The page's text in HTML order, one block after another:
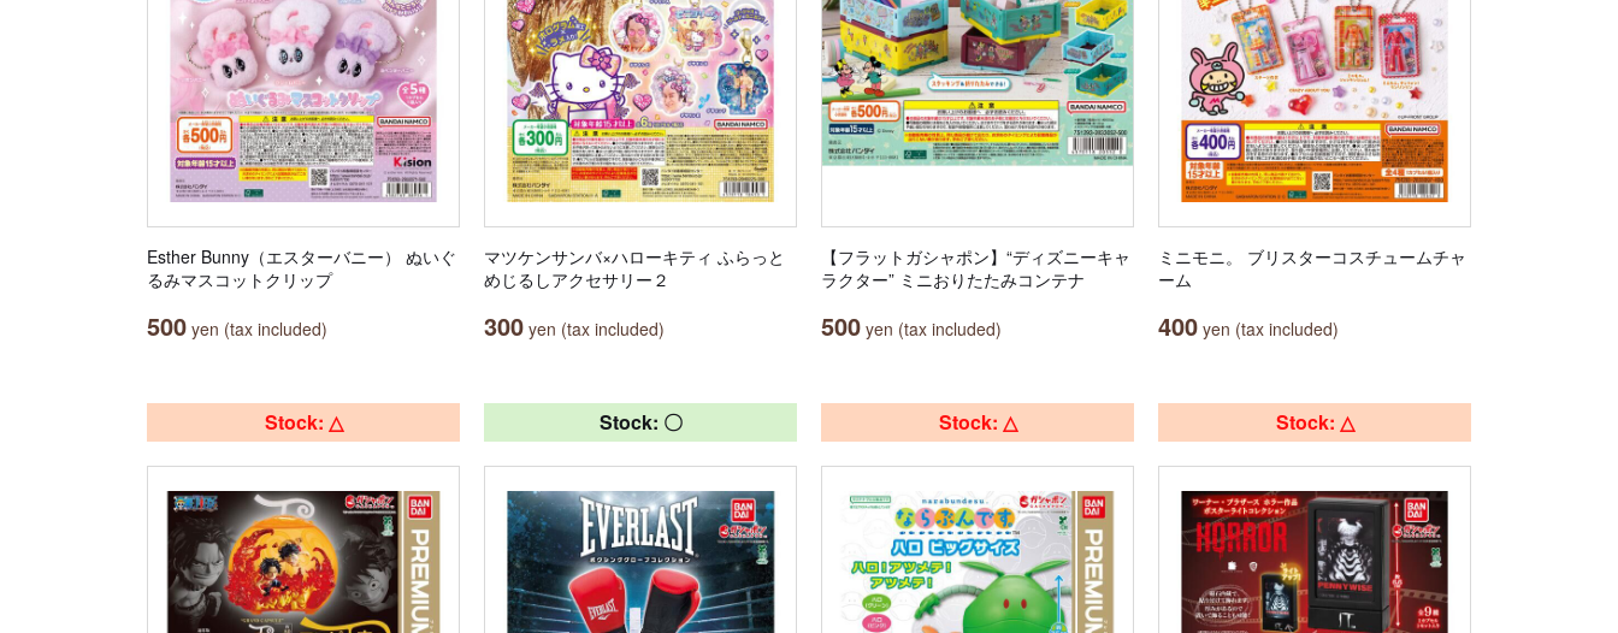
Esther Bunny（エスターバニー） ぬいぐ
るみマスコットクリップ
500 yen (tax included)
マツケンサンバ×ハローキティ ふらっと
めじるしアクセサリー２
300 yen (tax included)
【フラットガシャポン】“ディズニーキャ
ラクター” ミニおりたたみコンテナ
500 yen (tax included)
ミニモニ。 ブリスターコスチュームチャ
ーム
400 yen (tax included)
Stock: △ Stock: 〇 Stock: △ Stock: △